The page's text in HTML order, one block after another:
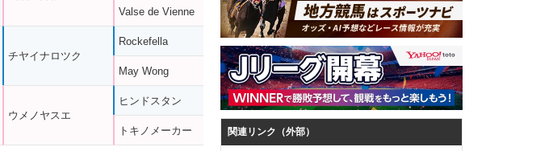
チヤイナロツク
ウメノヤスエ
Valse de Vienne
Rockefella
May Wong
ヒンドスタン
トキノメーカー 関連リンク（外部）